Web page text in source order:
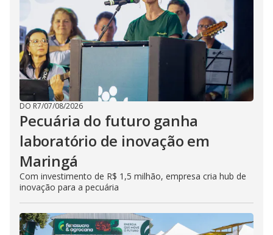
DO R7/07/08/2026
Pecuária do futuro ganha
laboratório de inovação em
Maringá
Com investimento de R$ 1,5 milhão, empresa cria hub de
inovação para a pecuária